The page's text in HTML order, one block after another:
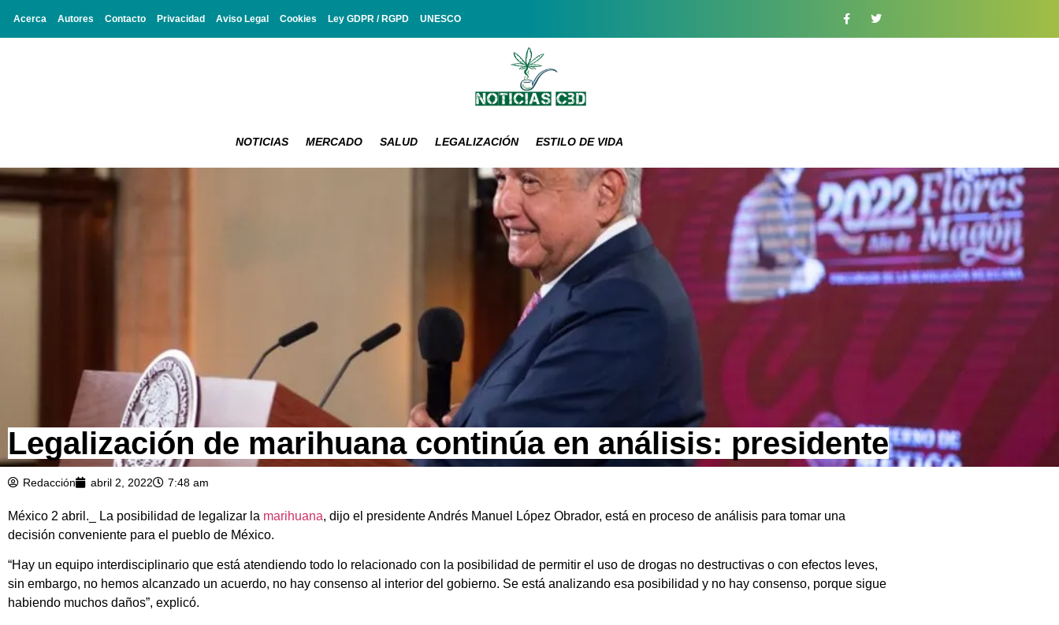
Acerca Autores Contacto Privacidad Aviso Legal Cookies Ley GDPR / RGPD UNESCO
NOTICIAS MERCADO SALUD LEGALIZACIÓN ESTILO DE VIDA
Legalización de marihuana continúa en análisis: presidente
Redacción abril 2, 2022 7:48 am
México 2 abril._ La posibilidad de legalizar la marihuana, dijo el presidente Andrés Manuel López Obrador, está en proceso de análisis para tomar una
decisión conveniente para el pueblo de México.
“Hay un equipo interdisciplinario que está atendiendo todo lo relacionado con la posibilidad de permitir el uso de drogas no destructivas o con efectos leves,
sin embargo, no hemos alcanzado un acuerdo, no hay consenso al interior del gobierno. Se está analizando esa posibilidad y no hay consenso, porque sigue
habiendo muchos daños”, explicó.